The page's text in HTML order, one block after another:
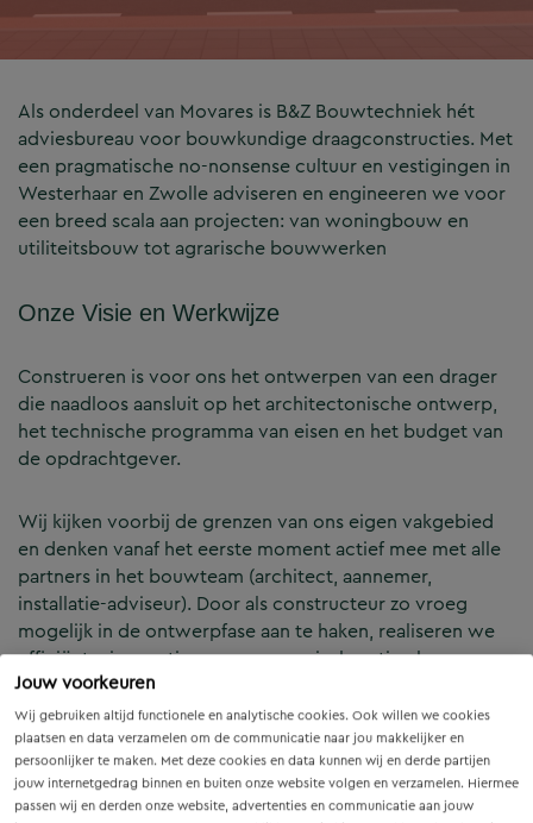
Jouw voorkeuren
Wij gebruiken altijd functionele en analytische cookies. Ook willen we cookies
plaatsen en data verzamelen om de communicatie naar jou makkelijker en
persoonlijker te maken. Met deze cookies en data kunnen wij en derde partijen
jouw internetgedrag binnen en buiten onze website volgen en verzamelen. Hiermee
passen wij en derden onze website, advertenties en communicatie aan jouw
Als onderdeel van Movares is B&Z Bouwtechniek hét
adviesbureau voor bouwkundige draagconstructies. Met
een pragmatische no-nonsense cultuur en vestigingen in
Westerhaar en Zwolle adviseren en engineeren we voor
een breed scala aan projecten: van woningbouw en
utiliteitsbouw tot agrarische bouwwerken
Onze Visie en Werkwijze
Construeren is voor ons het ontwerpen van een drager
die naadloos aansluit op het architectonische ontwerp,
het technische programma van eisen en het budget van
de opdrachtgever.
Wij kijken voorbij de grenzen van ons eigen vakgebied
en denken vanaf het eerste moment actief mee met alle
partners in het bouwteam (architect, aannemer,
installatie-adviseur). Door als constructeur zo vroeg
mogelijk in de ontwerpfase aan te haken, realiseren we
efficiënte, innovatieve en economisch optimale
constructies — voor zowel nieuwbouw als renovatie.
Onze Expertises en Activiteiten
B&Z Bouwtechniek verzorgt het volledige constructieve